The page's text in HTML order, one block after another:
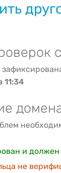
11:34
и должен
не